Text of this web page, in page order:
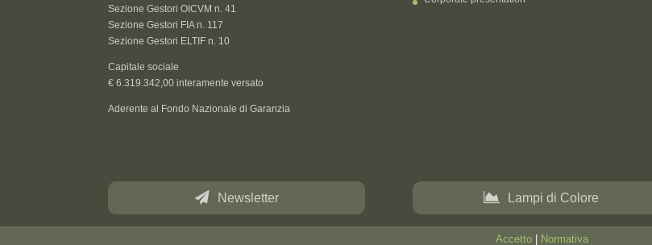
Sezione Gestori OICVM n. 41
Sezione Gestori FIA n. 117
Sezione Gestori ELTIF n. 10
Capitale sociale
€ 6.319.342,00 interamente versato
Aderente al Fondo Nazionale di Garanzia
Newsletter Lampi di Colore
Accetto| Normativa